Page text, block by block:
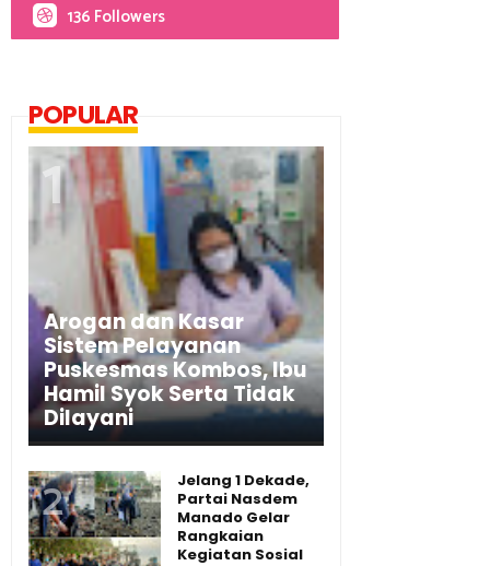
136 Followers
POPULAR
Arogan dan Kasar
Sistem Pelayanan
Puskesmas Kombos, Ibu
Hamil Syok Serta Tidak
Dilayani
Jelang 1 Dekade,
Partai Nasdem
Manado Gelar
Rangkaian
Kegiatan Sosial